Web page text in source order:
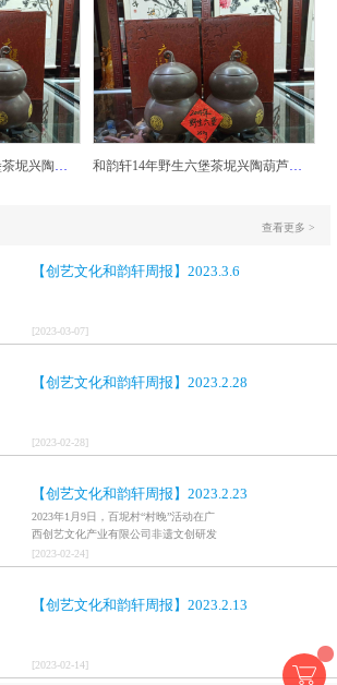
和韵轩2002年老茶头六堡茶坭兴陶葫芦茶罐 和韵轩14年野生六堡茶坭兴陶葫芦茶罐
【创艺文化和韵轩周报】2023.3.6
[2023-03-07]
【创艺文化和韵轩周报】2023.2.28
[2023-02-28]
【创艺文化和韵轩周报】2023.2.23
2023年1月9日，百坭村“村晚”活动在广
西创艺文化产业有限公司非遗文创研发
基地、百色市乐业县百坭壮族织布技艺
传承创意基地正式开启，活动紧扣“启航
村特色设计舞美，突出乡村文艺新体
[2023-02-24]
【创艺文化和韵轩周报】2023.2.13
[2023-02-14]
查看更多 >